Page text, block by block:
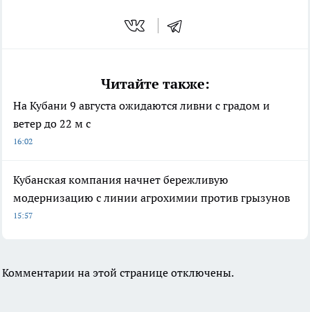
Читайте также:
На Кубани 9 августа ожидаются ливни с градом и
ветер до 22 м с
16:02
Кубанская компания начнет бережливую
модернизацию с линии агрохимии против грызунов
15:57
Комментарии на этой странице отключены.